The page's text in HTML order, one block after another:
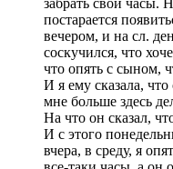
забрать свои часы.
постарается
вечером, и на сл.
соскучился, что
что опять с сыном,
И я ему сказала,
мне больше здесь
На что он сказал,
И с этого
вчера, в среду, я